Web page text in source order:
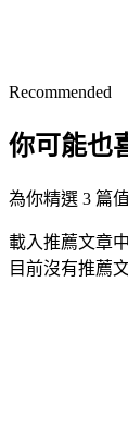
Recommended
你可能也
為你精選 3 篇
載入推薦文章
目前沒有推薦